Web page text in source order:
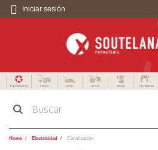
Iniciar sesión
Especialistas en Campo Jardín Forestal Menaje Herramientas
Home Electricidad Canalización